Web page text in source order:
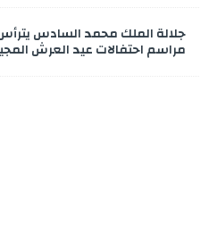
جلالة الملك محمد السادس
مراسم احتفالات عيد العرش